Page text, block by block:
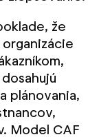
že
plánovania,
Model CAF